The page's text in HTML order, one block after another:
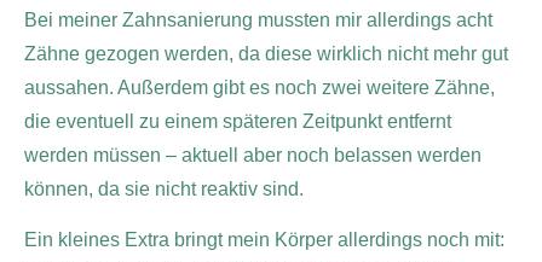
Bei meiner Zahnsanierung mussten mir allerdings acht
Zähne gezogen werden, da diese wirklich nicht mehr gut
aussahen. Außerdem gibt es noch zwei weitere Zähne,
die eventuell zu einem späteren Zeitpunkt entfernt
werden müssen – aktuell aber noch belassen werden
können, da sie nicht reaktiv sind.
Ein kleines Extra bringt mein Körper allerdings noch mit: